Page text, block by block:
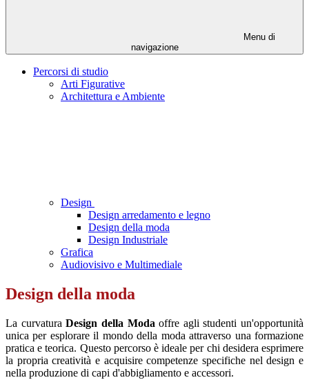
Menu di
navigazione
Percorsi di studio
Arti Figurative
Architettura e Ambiente
Design
Design arredamento e legno
Design della moda
Design Industriale
Grafica
Audiovisivo e Multimediale
Design della moda
La curvaturaDesign della Moda offre agli studenti un'opportunità
unica per esplorare il mondo della moda attraverso una formazione
pratica e teorica. Questo percorso è ideale per chi desidera esprimere
la propria creatività e acquisire competenze specifiche nel design e
nella produzione di capi d'abbigliamento e accessori.